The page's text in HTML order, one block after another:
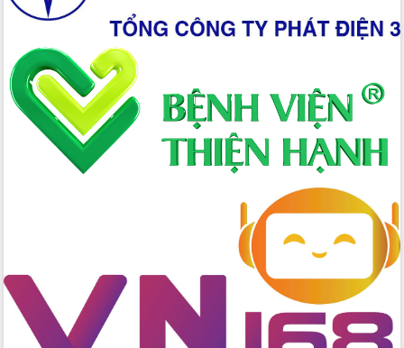
UBND tỉnh Đắk Lắk triển khai công tác
quốc phòng, quân sự địa phương năm
2026
Đắk Lắk tập trung toàn lực khắc phục
tồn tại IUU, sẵn sàng làm việc với
Đoàn thanh tra EC
Chủ tịch UBND tỉnh Tạ Anh Tuấn thăm,
chúc mừng các bệnh viện nhân Ngày
Thầy thuốc Việt Nam
Thống nhất danh sách giới thiệu ứng
cử đại biểu Quốc hội khoá XVI và đại
biểu HĐND tỉnh Đắk Lắk, nhiệm kỳ
2026-2031